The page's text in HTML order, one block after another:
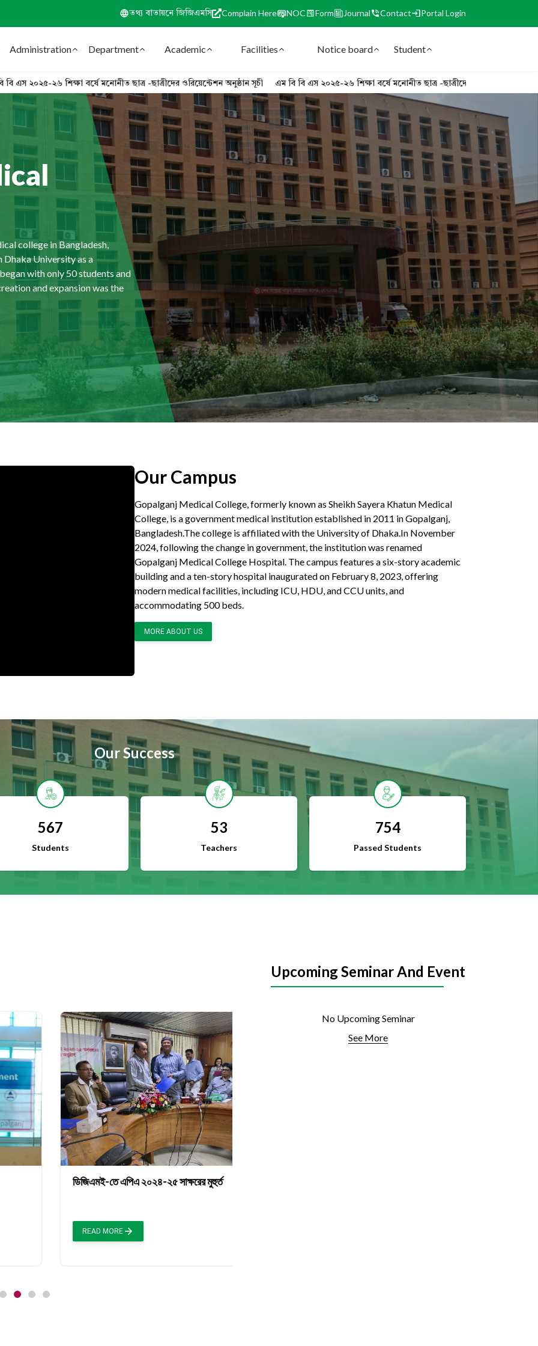
তথ্য বাতায়নে জিজিএমসি Complain Here NOC Form Journal Contact Portal Login
Administration Department Academic Facilities Notice board Student
Academic Facilities Notice board Student
শিক্ষা বর্ষে মনোনীত ছাত্র -ছাত্রীদের ওরিয়েন্টেশন অনুষ্ঠান সূচী এম বি বি এস ২০২৫-২৬ শিক্ষা বর্ষে মনোনীত ছাত্র -ছাত্রীদের ওরিয়েন্টেশন প্রোগ্রাম
college in Bangladesh,
University as a
with only 50 students and
and expansion was the
college in Bangladesh,
University as a
with only 50 students and
and expansion was the
college in Bangladesh,
University as a
with only 50 students and
and expansion was the
college in Bangladesh,
University as a
with only 50 students and
and expansion was the
Our Campus
Gopalganj Medical College, formerly known as Sheikh Sayera Khatun Medical
College, is a government medical institution established in 2011 in Gopalganj,
Bangladesh.The college is affiliated with the University of Dhaka.In November
2024, following the change in government, the institution was renamed
Gopalganj Medical College Hospital. The campus features a six-story academic
building and a ten-story hospital inaugurated on February 8, 2023, offering
modern medical facilities, including ICU, HDU, and CCU units, and
accommodating 500 beds.
MORE ABOUT US
Our Success
567
Students
53
Teachers
754
Passed Students
ডিজিএমই-তে এপিএ ২০২৪-২৫ সাক্ষরের মুহুর্ত
READ MORE
Upcoming Seminar And Event
No Upcoming Seminar
See More